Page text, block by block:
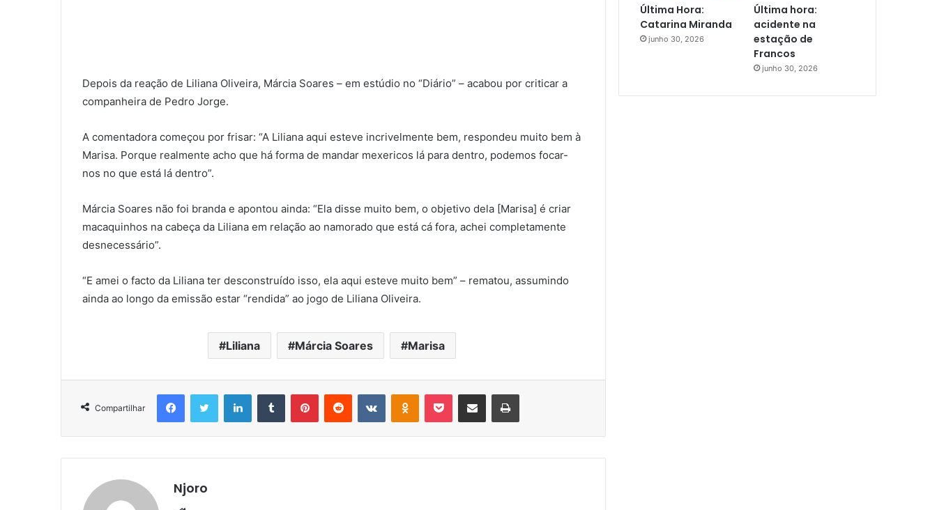
Depois da reação de Liliana Oliveira, Márcia Soares – em estúdio no “Diário” – acabou por criticar a
companheira de Pedro Jorge.
A comentadora começou por frisar: “A Liliana aqui esteve incrivelmente bem, respondeu muito bem à
Marisa. Porque realmente acho que há forma de mandar mexericos lá para dentro, podemos focar-
nos no que está lá dentro”.
Márcia Soares não foi branda e apontou ainda: “Ela disse muito bem, o objetivo dela [Marisa] é criar
macaquinhos na cabeça da Liliana em relação ao namorado que está cá fora, achei completamente
desnecessário”.
“E amei o facto da Liliana ter desconstruído isso, ela aqui esteve muito bem” – rematou, assumindo
ainda ao longo da emissão estar “rendida” ao jogo de Liliana Oliveira.
Liliana Márcia Soares Marisa
Compartilhar
FacebookTwitter LinkedinTumblr PinterestReddit VK OK Pocket Compartilhar via e-mail Imprimir
Njoro
Última Hora:
Catarina Miranda
junho 30, 2026
Última hora:
acidente na
estação de
Francos
junho 30, 2026